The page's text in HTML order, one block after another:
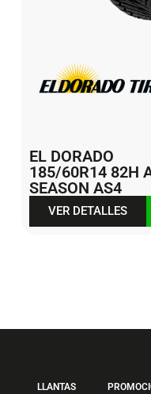
EL DORADO
185/60R14 82H
SEASON AS4
VER DETALLES
LLANTAS